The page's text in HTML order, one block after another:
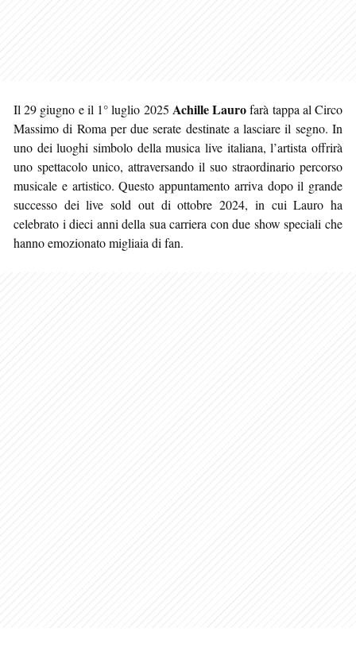
Il 29 giugno e il 1° luglio 2025 Achille Laurofarà tappa al Circo
Massimo di Roma per due serate destinate a lasciare il segno. In
uno dei luoghi simbolo della musica live italiana, l’artista offrirà
uno spettacolo unico, attraversando il suo straordinario percorso
musicale e artistico. Questo appuntamento arriva dopo il grande
successo dei live sold out di ottobre 2024, in cui Lauro ha
celebrato i dieci anni della sua carriera con due show speciali che
hanno emozionato migliaia di fan.